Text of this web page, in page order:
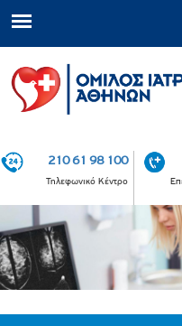
210 61 98 100
Τηλεφωνικό Κέντρο